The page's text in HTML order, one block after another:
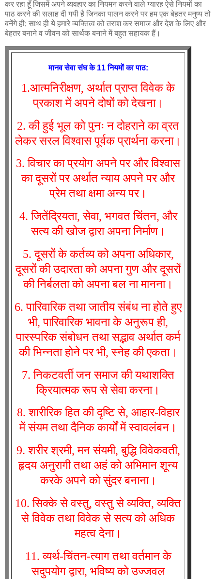
कर रहा हूँ जिसमें अपने व्यवहार का नियमन करने वाले ग्यारह ऐसे नियमों का
पाठ करने की सलाह दी गयी है जिनका पालन करने पर हम एक बेहतर मनुष्य तो
बनेंगे ही; साथ ही ये हमारे व्यक्तित्व को तराश कर समाज और देश के लिए और
बेहतर बनाने व जीवन को सार्थक बनाने में बहुत सहायक हैं।
मानव सेवा संघ के 11 नियमों का पाठ:
1.आत्मनिरीक्षण, अर्थात प्राप्त विवेक के
प्रकाश में अपने दोषों को देखना।
2. की हुई भूल को पुनः न दोहराने का व्रत
लेकर सरल विश्वास पूर्वक प्रार्थना करना।
3. विचार का प्रयोग अपने पर और विश्वास
का दूसरों पर अर्थात न्याय अपने पर और
प्रेम तथा क्षमा अन्य पर।
4. जितेंद्रियता, सेवा, भगवत चिंतन, और
सत्य की खोज द्वारा अपना निर्माण।
5. दूसरों के कर्तव्य को अपना अधिकार,
दूसरों की उदारता को अपना गुण और दूसरों
की निर्बलता को अपना बल ना मानना।
6. पारिवारिक तथा जातीय संबंध ना होते हुए
भी, पारिवारिक भावना के अनुरूप ही,
पारस्परिक संबोधन तथा सद्भाव अर्थात कर्म
की भिन्नता होने पर भी, स्नेह की एकता।
7. निकटवर्ती जन समाज की यथाशक्ति
क्रियात्मक रूप से सेवा करना।
8. शारीरिक हित की दृष्टि से, आहार-विहार
में संयम तथा दैनिक कार्यों में स्वावलंबन।
9. शरीर श्रमी, मन संयमी, बुद्धि विवेकवती,
हृदय अनुरागी तथा अहं को अभिमान शून्य
करके अपने को सुंदर बनाना।
10. सिक्के से वस्तु, वस्तु से व्यक्ति, व्यक्ति
से विवेक तथा विवेक से सत्य को अधिक
महत्व देना।
11. व्यर्थ-चिंतन-त्याग तथा वर्तमान के
सदुपयोग द्वारा, भविष्य को उज्जवल